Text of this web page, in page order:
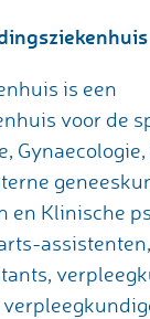
is een
voor de
en Klinische